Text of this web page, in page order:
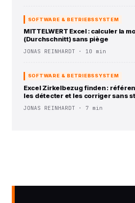
SOFTWARE & BETRIEBSSYSTEM
MITTELWERT Excel : calculer la
(Durchschnitt) sans piège
JONAS REINHARDT · 10 min
SOFTWARE & BETRIEBSSYSTEM
Excel Zirkelbezug finden :
les détecter et les corriger sans
JONAS REINHARDT · 7 min